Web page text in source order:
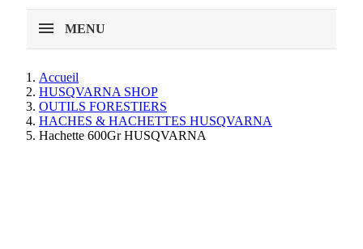
MENU
Accueil
HUSQVARNA SHOP
OUTILS FORESTIERS
HACHES & HACHETTES HUSQVARNA
Hachette 600Gr HUSQVARNA